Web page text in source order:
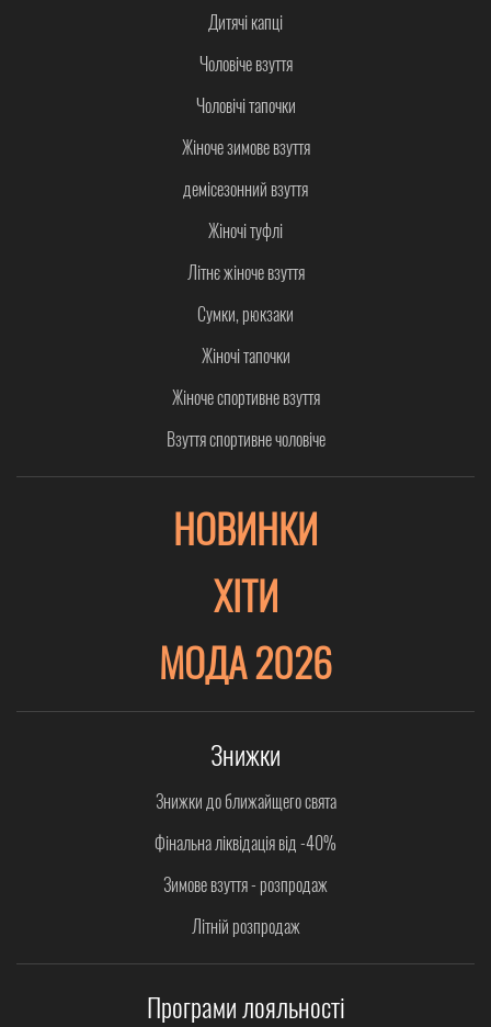
Дитячі капці
Чоловіче взуття
Чоловічі тапочки
Жіноче зимове взуття
демісезонний взуття
Жіночі туфлі
Літнє жіноче взуття
Сумки, рюкзаки
Жіночі тапочки
Жіноче спортивне взуття
Взуття спортивне чоловіче
НОВИНКИ
ХІТИ
МОДА 2026
Знижки
Знижки до ближайщего свята
Фінальна ліквідація від -40%
Зимове взуття - розпродаж
Літній розпродаж
Програми лояльності